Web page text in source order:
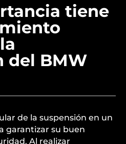
tiene
del BMW
de la suspensión en un
garantizar su buen
Al realizar